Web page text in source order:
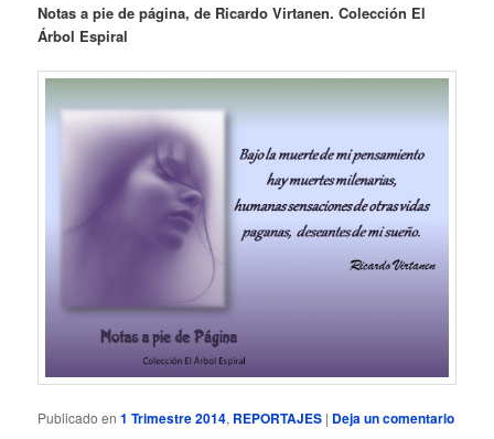
Notas a pie de página, de Ricardo Virtanen. Colección El
Árbol Espiral
Publicado en 1 Trimestre 2014, REPORTAJES | Deja un comentario